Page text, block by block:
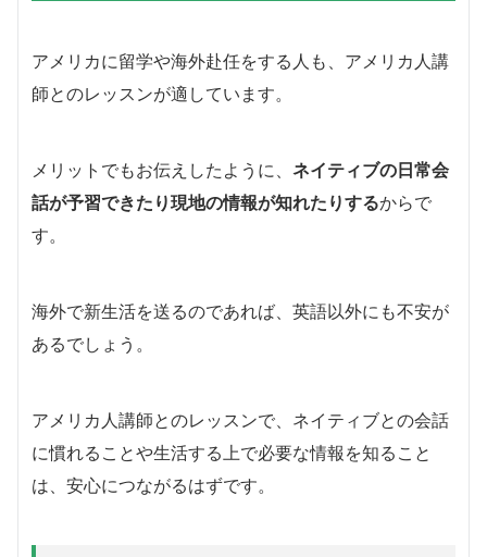
アメリカに留学や海外赴任をする人も、アメリカ人講
師とのレッスンが適しています。
メリットでもお伝えしたように、 ネイティブの日常会
話が予習できたり現地の情報が知れたりするからで
す。
海外で新生活を送るのであれば、英語以外にも不安が
あるでしょう。
アメリカ人講師とのレッスンで、ネイティブとの会話
に慣れることや生活する上で必要な情報を知ること
は、安心につながるはずです。